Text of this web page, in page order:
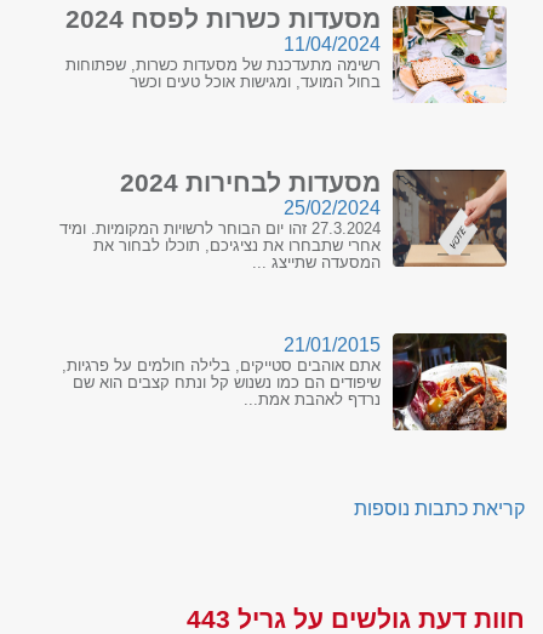
מסעדות כשרות לפסח 2024
11/04/2024
רשימה מתעדכנת של מסעדות כשרות, שפתוחות
בחול המועד, ומגישות אוכל טעים וכשר
מסעדות לבחירות 2024
25/02/2024
27.3.2024 זהו יום הבוחר לרשויות המקומיות. ומיד
אחרי שתבחרו את נציגיכם, תוכלו לבחור את
המסעדה שתייצג ...
21/01/2015
אתם אוהבים סטייקים, בלילה חולמים על פרגיות,
שיפודים הם כמו נשנוש קל ונתח קצבים הוא שם
נרדף לאהבת אמת...
קריאת כתבות נוספות
חוות דעת גולשים על גריל 443